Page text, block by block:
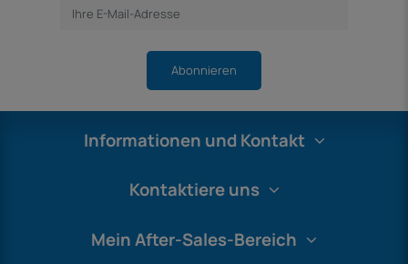
Abonnieren
Informationen und Kontakt
Kontaktiere uns
Mein After-Sales-Bereich